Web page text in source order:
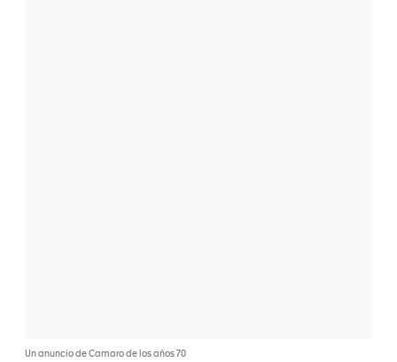
Un anuncio de Camaro de los años 70